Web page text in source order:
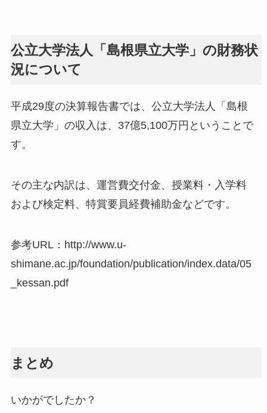
公立大学法人「島根県立大学」の財務状
況について
平成29度の決算報告書では、公立大学法人「島根
県立大学」の収入は、37億5,100万円ということで
す。
その主な内訳は、運営費交付金、授業料・入学料
および検定料、特賞要員経費補助金などです。
参考URL：http://www.u-
shimane.ac.jp/foundation/publication/index.data/05
_kessan.pdf
まとめ
いかがでしたか？